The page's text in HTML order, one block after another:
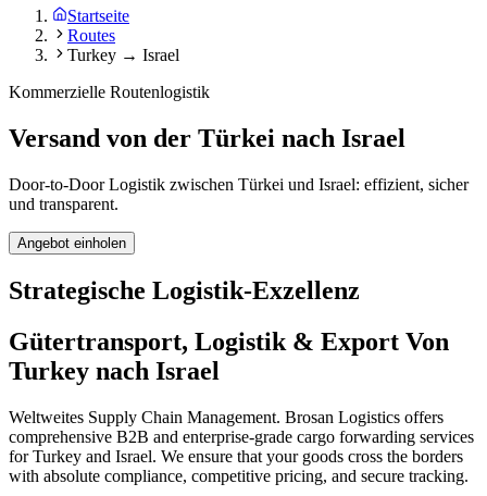
Startseite
Routes
Turkey → Israel
Kommerzielle Routenlogistik
Versand von der Türkei nach Israel
Door-to-Door Logistik zwischen Türkei und Israel: effizient, sicher
und transparent.
Angebot einholen
Strategische Logistik-Exzellenz
Gütertransport, Logistik & Export Von
Turkey nach Israel
Weltweites Supply Chain Management. Brosan Logistics offers
comprehensive B2B and enterprise-grade cargo forwarding services
for Turkey and Israel. We ensure that your goods cross the borders
with absolute compliance, competitive pricing, and secure tracking.